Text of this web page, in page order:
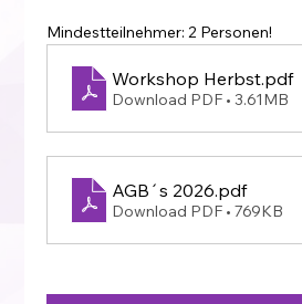
Mindestteilnehmer: 2 Personen!
Workshop Herbst.pdf
Download PDF • 3.61MB
AGB´s 2026.pdf
Download PDF • 769KB